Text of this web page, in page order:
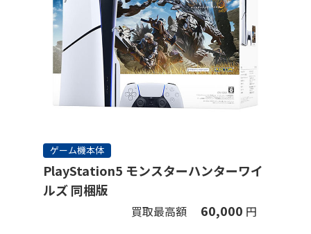
ゲーム機本体
PlayStation5 モンスターハンターワイ
ルズ 同梱版
買取最高額 60,000 円